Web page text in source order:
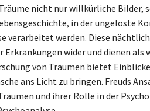
nicht nur willkürliche Bilder,
in der ungelöste
verarbeitet werden. Diese
wider und dienen als
von Träumen bietet Einblicke
ans Licht zu bringen. Freuds
und ihrer Rolle in der